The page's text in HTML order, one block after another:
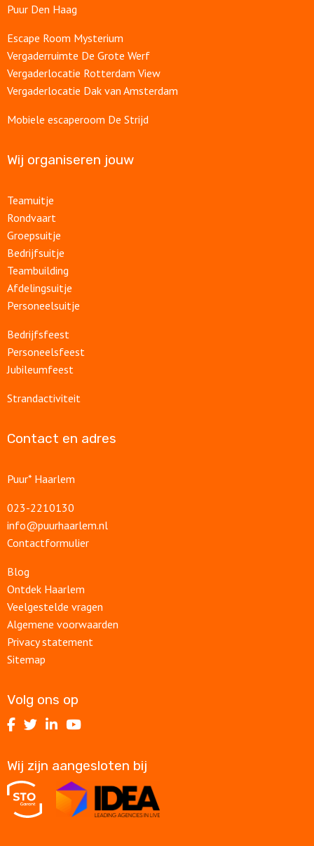
Puur Den Haag
Escape Room Mysterium
Vergaderruimte De Grote Werf
Vergaderlocatie Rotterdam View
Vergaderlocatie Dak van Amsterdam
Mobiele escaperoom De Strijd
Wij organiseren jouw
Teamuitje
Rondvaart
Groepsuitje
Bedrijfsuitje
Teambuilding
Afdelingsuitje
Personeelsuitje
Bedrijfsfeest
Personeelsfeest
Jubileumfeest
Strandactiviteit
Contact en adres
Puur* Haarlem
023-2210130
info@puurhaarlem.nl
Contactformulier
Blog
Ontdek Haarlem
Veelgestelde vragen
Algemene voorwaarden
Privacy statement
Sitemap
Volg ons op
Volg
op
Facebook
Volg
op
Twitter
Volg
op
LinkedIn
Volg
op
Youtube
Wij zijn aangesloten bij